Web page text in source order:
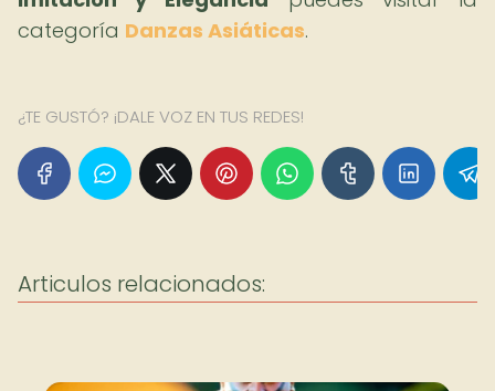
categoría Danzas Asiáticas.
¿TE GUSTÓ? ¡DALE VOZ EN TUS REDES!
Articulos relacionados: